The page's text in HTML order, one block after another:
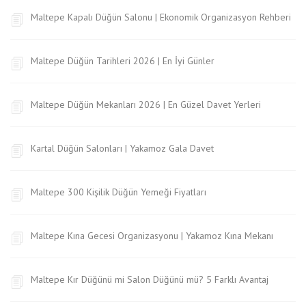
Maltepe Kapalı Düğün Salonu | Ekonomik Organizasyon Rehberi
Maltepe Düğün Tarihleri 2026 | En İyi Günler
Maltepe Düğün Mekanları 2026 | En Güzel Davet Yerleri
Kartal Düğün Salonları | Yakamoz Gala Davet
Maltepe 300 Kişilik Düğün Yemeği Fiyatları
Maltepe Kına Gecesi Organizasyonu | Yakamoz Kına Mekanı
Maltepe Kır Düğünü mi Salon Düğünü mü? 5 Farklı Avantaj